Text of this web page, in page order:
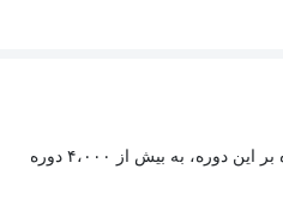
با خرید اشتراک مکتب‌پلاس، علاوه بر این دوره، به بیش از ۴،۰۰۰ دوره